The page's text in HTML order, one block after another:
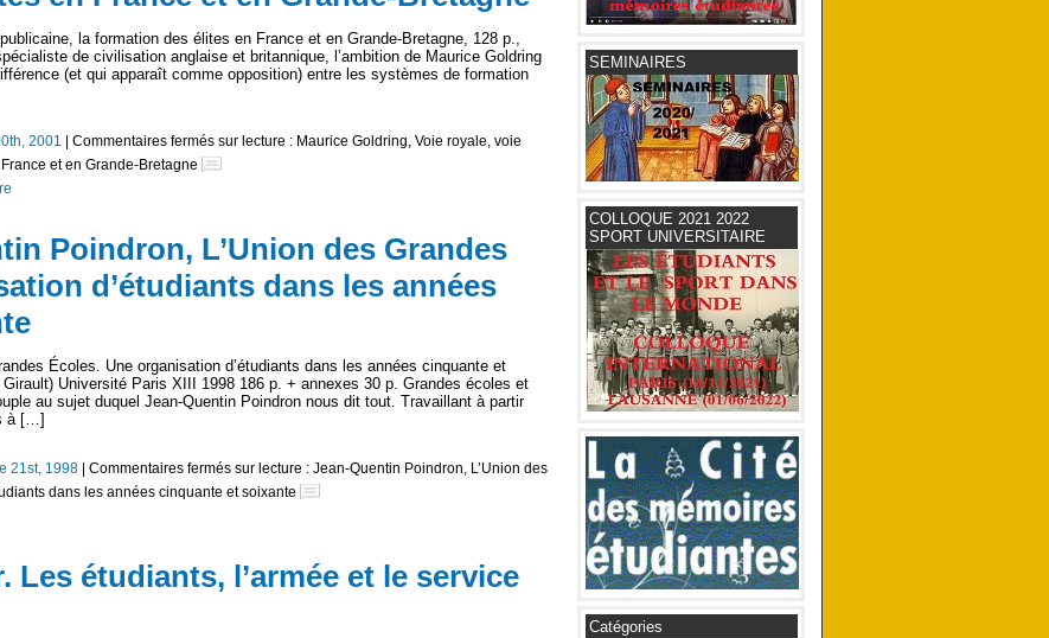
la formation des élites en France et en Grande-Bretagne, 128 p.,
de civilisation anglaise et britannique, l’ambition de Maurice Goldring
(et qui apparaît comme opposition) entre les systèmes de formation
2001 Commentaires fermés sur lecture : Maurice Goldring, Voie royale, voie
et en Grande-Bretagne
Poindron, L’Union des Grandes
d’étudiants dans les années
Écoles. Une organisation d’étudiants dans les années cinquante et
Université Paris XIII 1998 186 p. + annexes 30 p. Grandes écoles et
au sujet duquel Jean-Quentin Poindron nous dit tout. Travaillant à partir
à […]
21st, 1998 Commentaires fermés sur lecture : Jean-Quentin Poindron, L’Union des
dans les années cinquante et soixante
Les étudiants, l’armée et le service
SEMINAIRES
COLLOQUE 2021 2022
SPORT UNIVERSITAIRE
Catégories